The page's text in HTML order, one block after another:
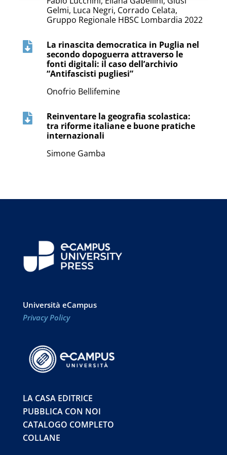
Gelmi, Luca Negri, Corrado Celata,
Gruppo Regionale HBSC Lombardia 2022

La rinascita democratica in Puglia nel
secondo dopoguerra attraverso le
fonti digitali: il caso dell’archivio
“Antifascisti pugliesi”
Onofrio Bellifemine

Reinventare la geografia scolastica:
tra riforme italiane e buone pratiche
internazionali
Simone Gamba
Università eCampus
Privacy Policy
LA CASA EDITRICE
PUBBLICA CON NOI
CATALOGO COMPLETO
COLLANE